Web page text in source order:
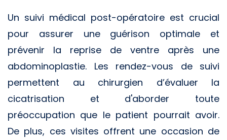
Un suivi médical post-opératoire est crucial
pour assurer une guérison optimale et
prévenir la reprise de ventre après une
abdominoplastie. Les rendez-vous de suivi
permettent au chirurgien d’évaluer la
cicatrisation et d'aborder toute
préoccupation que le patient pourrait avoir.
De plus, ces visites offrent une occasion de